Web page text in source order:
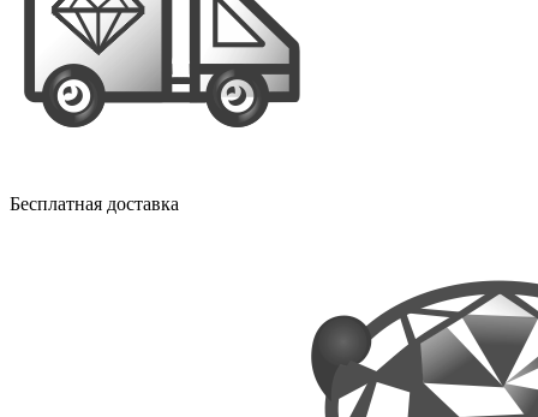
Бесплатная доставка